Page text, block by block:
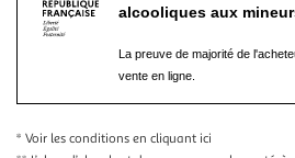
alcooliques aux
La preuve de majorité de
vente en ligne.
* Voir les conditions en cliquant ici